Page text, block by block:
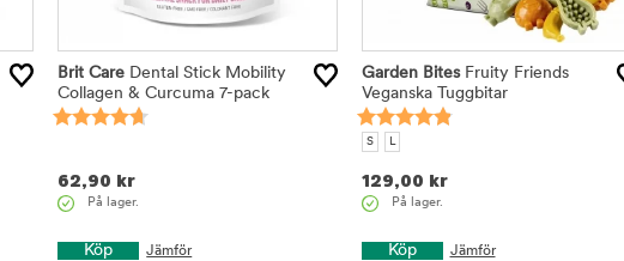
Brit Care Dental Stick Mobility
Collagen & Curcuma 7-pack
62,90 kr
På lager.
Köp Jämför
Garden BitesFruity Friends
Veganska Tuggbitar
S L
129,00 kr
På lager.
Köp Jämför